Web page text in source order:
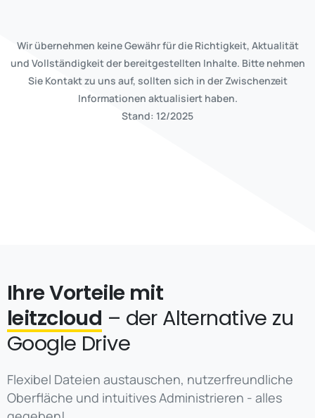
Wir übernehmen keine Gewähr für die Richtigkeit, Aktualität
und Vollständigkeit der bereitgestellten Inhalte. Bitte nehmen
Sie Kontakt zu uns auf, sollten sich in der Zwischenzeit
Informationen aktualisiert haben.
Stand: 12/2025
Ihre Vorteile mit
leitzcloud – der Alternative zu
Google Drive
Flexibel Dateien austauschen, nutzerfreundliche
Oberfläche und intuitives Administrieren - alles